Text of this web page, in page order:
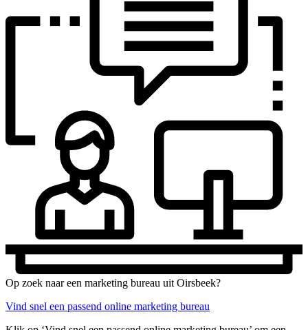
Op zoek naar een marketing bureau uit Oirsbeek?
Vind snel een passend online marketing bureau